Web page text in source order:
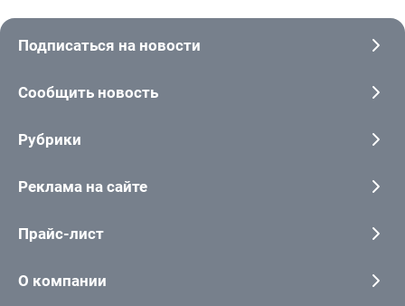
Подписаться на новости
Сообщить новость
Рубрики
Реклама на сайте
Прайс-лист
О компании